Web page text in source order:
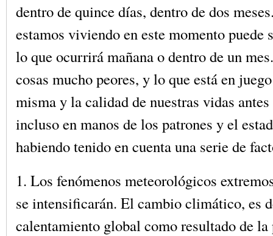
dentro de quince días, dentro de dos
estamos viviendo en este momento puede
lo que ocurrirá mañana o dentro de un
cosas mucho peores, y lo que está en
misma y la calidad de nuestras vidas antes
incluso en manos de los patrones y el
habiendo tenido en cuenta una serie de
1. Los fenómenos meteorológicos
se intensificarán. El cambio climático, es
calentamiento global como resultado de